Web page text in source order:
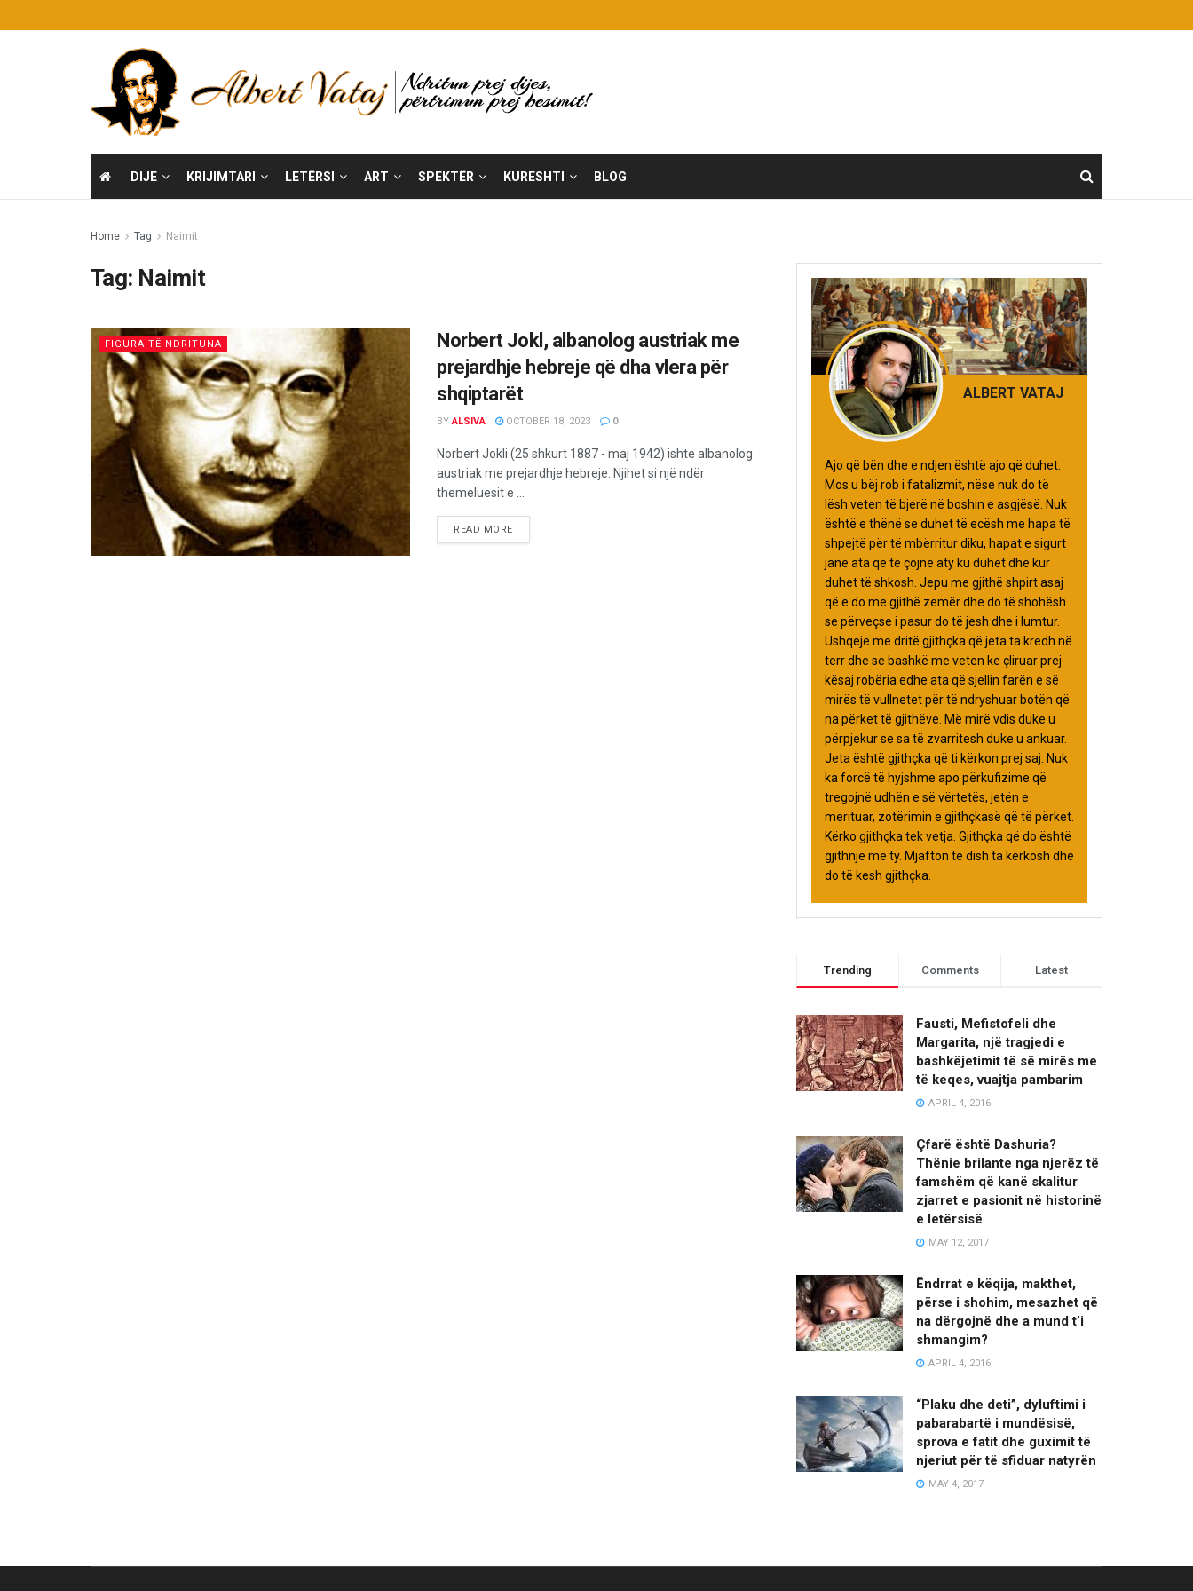
DIJE KRIJIMTARI LETËRSI ART SPEKTËR KURESHTI BLOG
Home Tag Naimit
Tag: Naimit
FIGURA TË NDRITUNA
Norbert Jokl, albanolog austriak me
prejardhje hebreje që dha vlera për
shqiptarët
BY ALSIVA OCTOBER 18, 2023 0
Norbert Jokli (25 shkurt 1887 - maj 1942) ishte albanolog
austriak me prejardhje hebreje. Njihet si një ndër
themeluesit e ...
READ MORE
ALBERT VATAJ
Ajo që bën dhe e ndjen është ajo që duhet.
Mos u bëj rob i fatalizmit, nëse nuk do të
lësh veten të bjerë në boshin e asgjësë. Nuk
është e thënë se duhet të ecësh me hapa të
shpejtë për të mbërritur diku, hapat e sigurt
janë ata që të çojnë aty ku duhet dhe kur
duhet të shkosh. Jepu me gjithë shpirt asaj
që e do me gjithë zemër dhe do të shohësh
se përveçse i pasur do të jesh dhe i lumtur.
Ushqeje me dritë gjithçka që jeta ta kredh në
terr dhe se bashkë me veten ke çliruar prej
kësaj robëria edhe ata që sjellin farën e së
mirës të vullnetet për të ndryshuar botën që
na përket të gjithëve. Më mirë vdis duke u
përpjekur se sa të zvarritesh duke u ankuar.
Jeta është gjithçka që ti kërkon prej saj. Nuk
ka forcë të hyjshme apo përkufizime që
tregojnë udhën e së vërtetës, jetën e
merituar, zotërimin e gjithçkasë që të përket.
Kërko gjithçka tek vetja. Gjithçka që do është
gjithnjë me ty. Mjafton të dish ta kërkosh dhe
do të kesh gjithçka.
Trending Comments Latest
Fausti, Mefistofeli dhe
Margarita, një tragjedi e
bashkëjetimit të së mirës me
të keqes, vuajtja pambarim
APRIL 4, 2016
Çfarë është Dashuria?
Thënie brilante nga njerëz të
famshëm që kanë skalitur
zjarret e pasionit në historinë
e letërsisë
MAY 12, 2017
Ëndrrat e këqija, makthet,
përse i shohim, mesazhet që
na dërgojnë dhe a mund t’i
shmangim?
APRIL 4, 2016
“Plaku dhe deti”, dyluftimi i
pabarabartë i mundësisë,
sprova e fatit dhe guximit të
njeriut për të sfiduar natyrën
MAY 4, 2017